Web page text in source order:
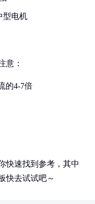
型电机
意：
的4-7倍
快速找到参考，其中
快去试试吧～